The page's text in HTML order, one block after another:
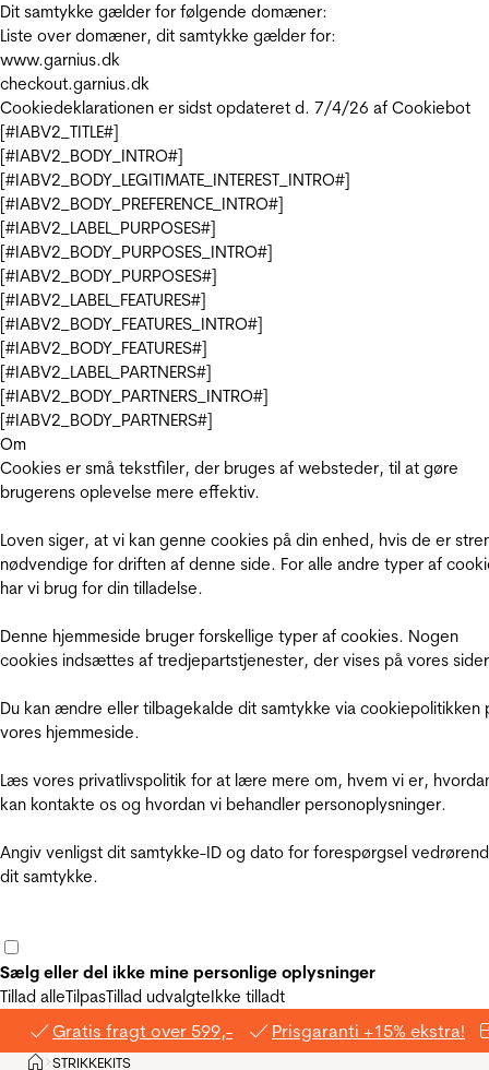
Dit samtykke gælder for følgende domæner:
Liste over domæner, dit samtykke gælder for:
www.garnius.dk
checkout.garnius.dk
Cookiedeklarationen er sidst opdateret d. 7/4/26 af Cookiebot
[#IABV2_TITLE#]
[#IABV2_BODY_INTRO#]
[#IABV2_BODY_LEGITIMATE_INTEREST_INTRO#]
[#IABV2_BODY_PREFERENCE_INTRO#]
[#IABV2_LABEL_PURPOSES#]
[#IABV2_BODY_PURPOSES_INTRO#]
[#IABV2_BODY_PURPOSES#]
[#IABV2_LABEL_FEATURES#]
[#IABV2_BODY_FEATURES_INTRO#]
[#IABV2_BODY_FEATURES#]
[#IABV2_LABEL_PARTNERS#]
[#IABV2_BODY_PARTNERS_INTRO#]
[#IABV2_BODY_PARTNERS#]
Om
Cookies er små tekstfiler, der bruges af websteder, til at gøre
brugerens oplevelse mere effektiv.
Loven siger, at vi kan genne cookies på din enhed, hvis de er
nødvendige for driften af denne side. For alle andre typer af
har vi brug for din tilladelse.
Denne hjemmeside bruger forskellige typer af cookies. Nogen
cookies indsættes af tredjepartstjenester, der vises på vores
Du kan ændre eller tilbagekalde dit samtykke via cookiepolitikken
vores hjemmeside.
Læs vores privatlivspolitik for at lære mere om, hvem vi er,
kan kontakte os og hvordan vi behandler personoplysninger.
Angiv venligst dit samtykke-ID og dato for forespørgsel
dit samtykke.
Sælg eller del ikke mine personlige oplysninger
Tillad alleTilpasTillad udvalgteIkke tilladt
Gratis fragt over 599,- Prisgaranti +15% ekstra!
Hjem
>STRIKKEKITS